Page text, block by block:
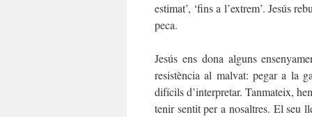
estimat’, ‘fins a l’extrem’. Jesús
peca.
Jesús ens dona alguns
resistència al malvat: pegar a la
difícils d’interpretar. Tanmateix,
tenir sentit per a nosaltres. El seu